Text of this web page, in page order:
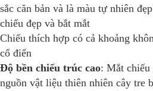
sắc căn bản và là màu tự nhiên
chiếu đẹp và bắt mắt
Chiếu thích hợp có cả khoảng
cổ điển
Độ bền chiếu trúc cao: Mắt
nguồn vật liệu thiên nhiên cây tre